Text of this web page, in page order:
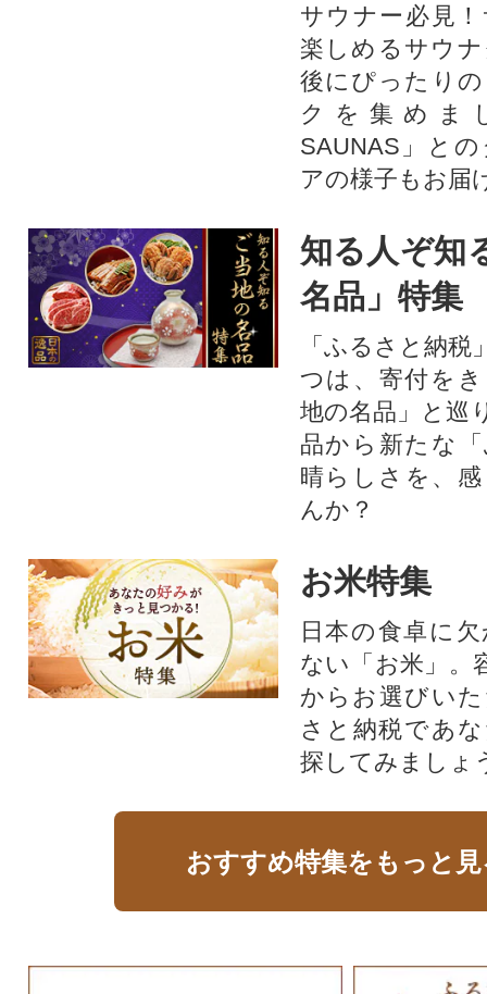
サウナー必見
楽しめるサウ
後にぴったり
クを集めま
SAUNAS」と
アの様子もお届
知る人ぞ知
名品」特集
「ふるさと納
つは、寄付を
地の名品」と巡
品から新たな
晴らしさを、
んか？
お米特集
日本の食卓に
ない「お米」。
からお選びい
さと納税であ
探してみましょ
おすすめ特集をもっと